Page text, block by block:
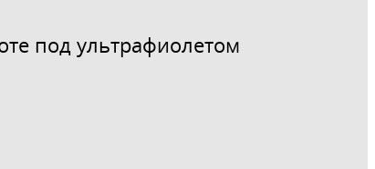
под ультрафиолетом